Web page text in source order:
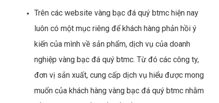
Trên các website vàng bạc đá quý btmc hiện nay
luôn có một mục riêng để khách hàng phản hồi ý
kiến của mình về sản phẩm, dịch vụ của doanh
nghiệp vàng bạc đá quý btmc. Từ đó các công ty,
đơn vị sản xuất, cung cấp dịch vụ hiểu được mong
muốn của khách hàng vàng bạc đá quý btmc nhằm